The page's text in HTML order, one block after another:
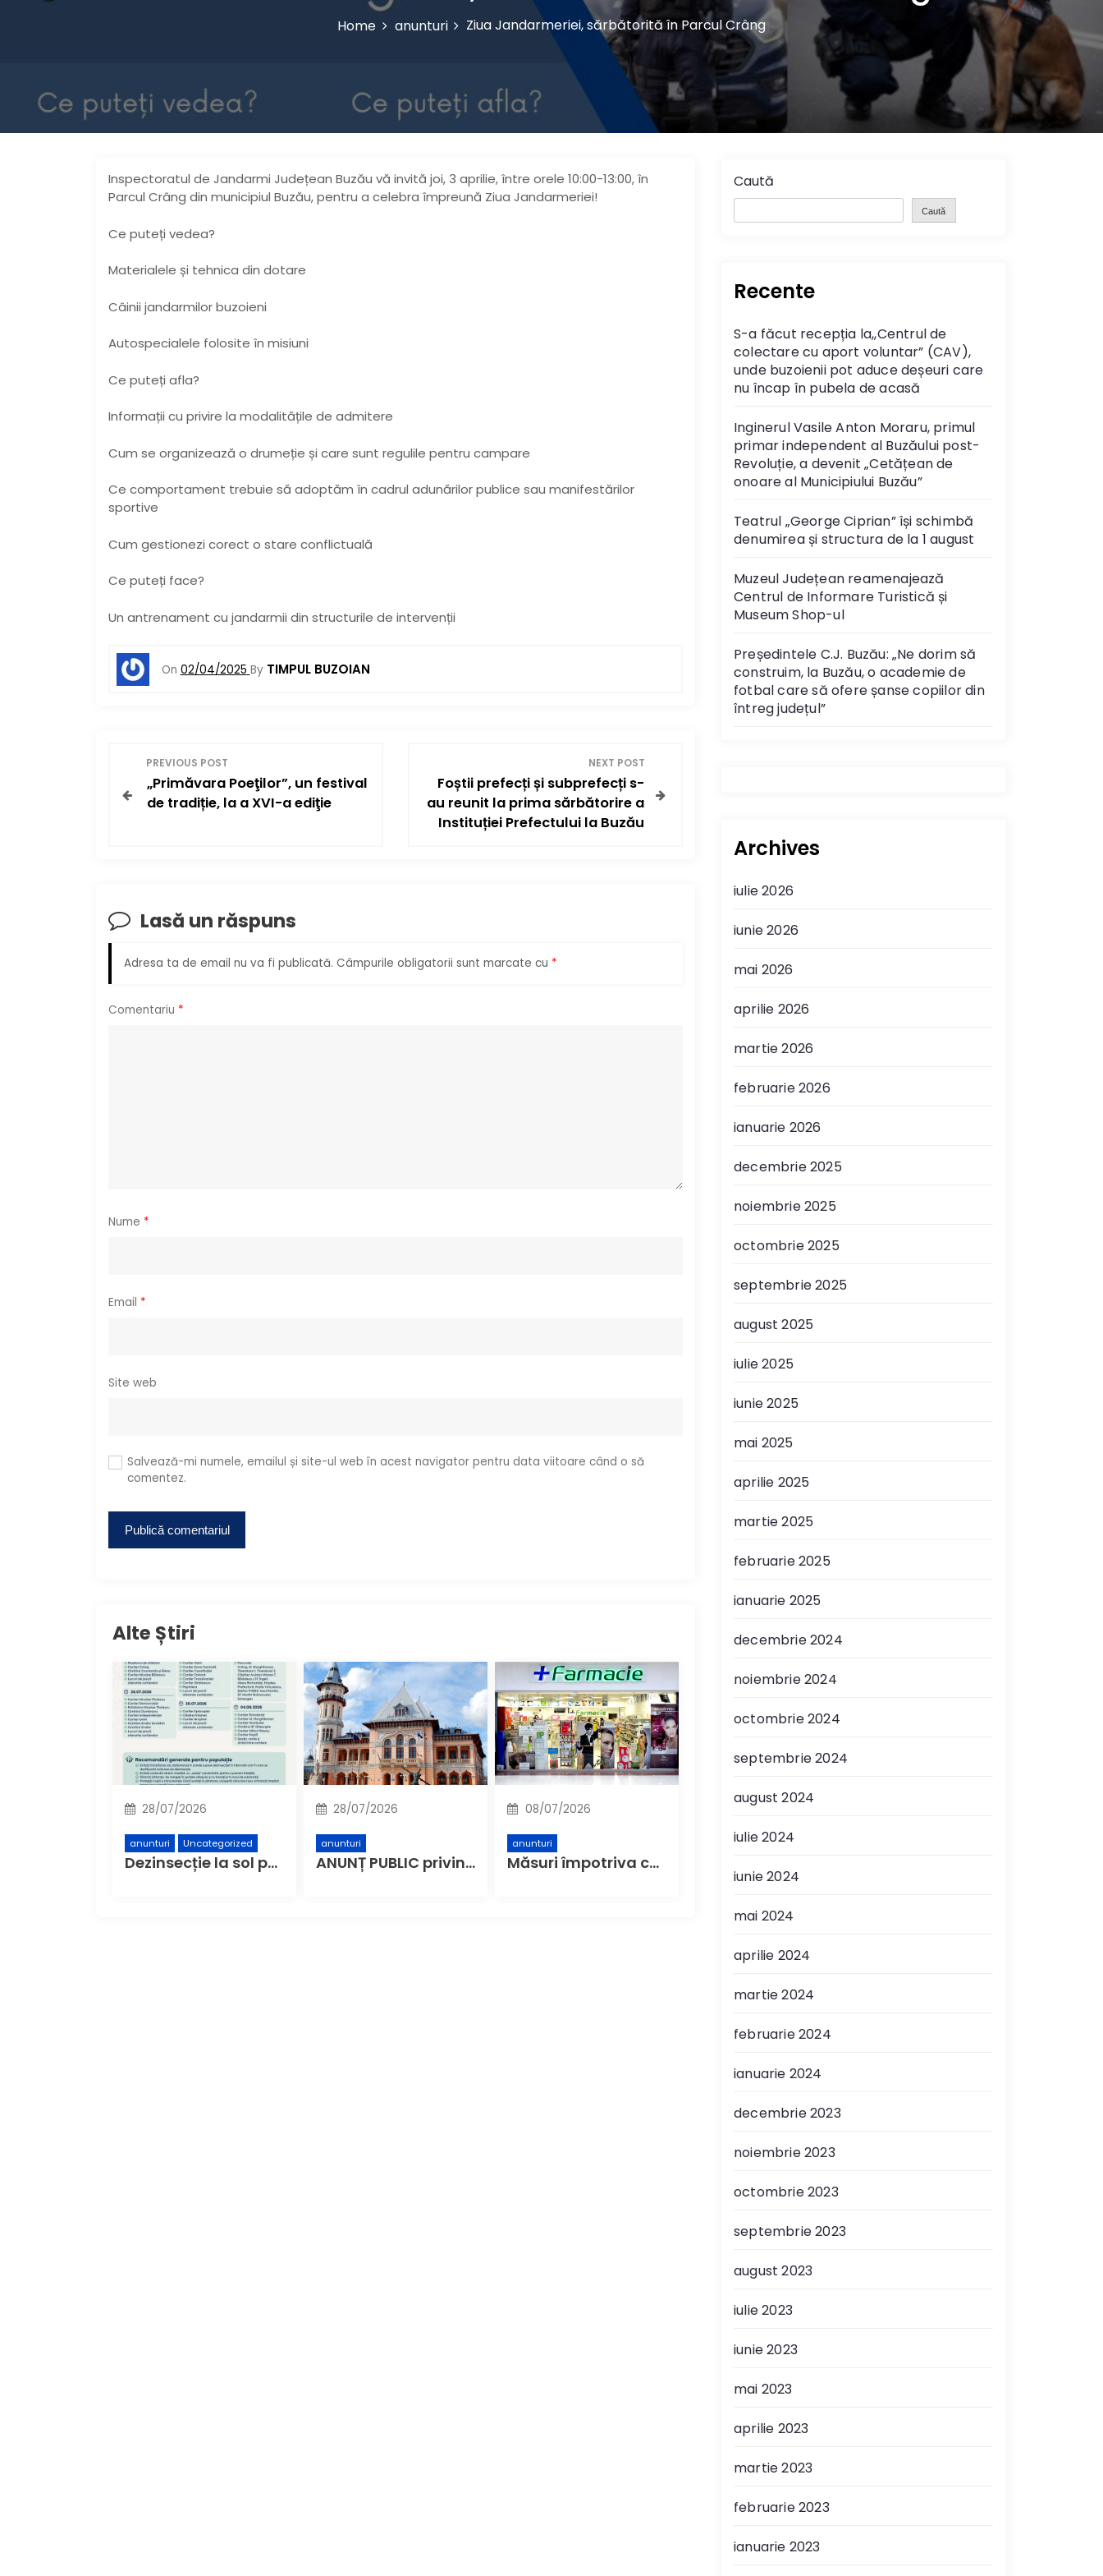
Home anunturi Ziua Jandarmeriei, sărbătorită în Parcul Crâng
Inspectoratul de Jandarmi Județean Buzău vă invită joi, 3 aprilie, între orele 10:00-13:00, în
Parcul Crâng din municipiul Buzău, pentru a celebra împreună Ziua Jandarmeriei!
Ce puteți vedea?
Materialele și tehnica din dotare
Câinii jandarmilor buzoieni
Autospecialele folosite în misiuni
Ce puteți afla?
Informații cu privire la modalitățile de admitere
Cum se organizează o drumeție și care sunt regulile pentru campare
Ce comportament trebuie să adoptăm în cadrul adunărilor publice sau manifestărilor
sportive
Cum gestionezi corect o stare conflictuală
Ce puteți face?
Un antrenament cu jandarmii din structurile de intervenții
On 02/04/2025 By TIMPUL BUZOIAN
a
a
e
i
o
PREVIOUS POST
„Primăvara Poeţilor”, un festival
de tradiție, la a XVI-a ediţie
NEXT POST
Foștii prefecți și subprefecți s-
au reunit la prima sărbătorire a
Instituției Prefectului la Buzău
Lasă un răspuns
Adresa ta de email nu va fi publicată. Câmpurile obligatorii sunt marcate cu *
Comentariu *
Nume *
Email *
Site web
Salvează-mi numele, emailul și site-ul web în acest navigator pentru data viitoare când o să
comentez.
Alte Știri
28/07/2026
anunturi Uncategorized
Dezinsecție la sol pe domeniul public din municipiul Buzău – Etapa a 4-a
28/07/2026
anunturi
ANUNȚ PUBLIC privind decizia etapei de încadrare – ’’Complex de sănătate – Spital Municipal Buzău, etapa construire spital – faza Studiu de Fezabilitate’’
08/07/2026
anunturi
Măsuri împotriva caniculei: Primăria Buzău anunță spații de răcorire în farmaciile partenere
Caută
Caută
Recente
S-a făcut recepția la,,Centrul de
colectare cu aport voluntar” (CAV),
unde buzoienii pot aduce deșeuri care
nu încap în pubela de acasă
Inginerul Vasile Anton Moraru, primul
primar independent al Buzăului post-
Revoluție, a devenit „Cetățean de
onoare al Municipiului Buzău”
Teatrul „George Ciprian” își schimbă
denumirea și structura de la 1 august
Muzeul Județean reamenajează
Centrul de Informare Turistică și
Museum Shop-ul
Președintele C.J. Buzău: „Ne dorim să
construim, la Buzău, o academie de
fotbal care să ofere șanse copiilor din
întreg județul”
Archives
iulie 2026
iunie 2026
mai 2026
aprilie 2026
martie 2026
februarie 2026
ianuarie 2026
decembrie 2025
noiembrie 2025
octombrie 2025
septembrie 2025
august 2025
iulie 2025
iunie 2025
mai 2025
aprilie 2025
martie 2025
februarie 2025
ianuarie 2025
decembrie 2024
noiembrie 2024
octombrie 2024
septembrie 2024
august 2024
iulie 2024
iunie 2024
mai 2024
aprilie 2024
martie 2024
februarie 2024
ianuarie 2024
decembrie 2023
noiembrie 2023
octombrie 2023
septembrie 2023
august 2023
iulie 2023
iunie 2023
mai 2023
aprilie 2023
martie 2023
februarie 2023
ianuarie 2023